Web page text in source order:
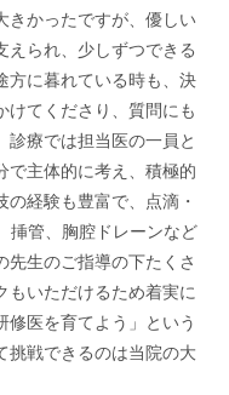
きかったですが、優しい
えられ、少しずつできる
方に暮れている時も、決
けてくださり、質問にも
診療では担当医の一員と
で主体的に考え、積極的
経験も豊富で、点滴・
挿管、胸腔ドレーンなど
先生のご指導の下たくさ
もいただけるため着実に
修医を育てよう」という
挑戦できるのは当院の大